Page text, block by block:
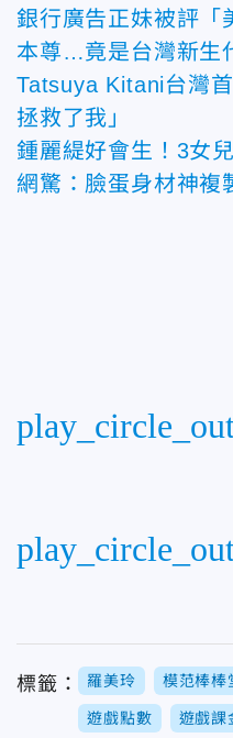
銀行廣告正妹被評
本尊…竟是台灣新生
Tatsuya Kitani台灣
拯救了我」
鍾麗緹好會生！3女
網驚：臉蛋身材神複
標籤： 羅美玲 模范棒棒
遊戲點數 遊戲課